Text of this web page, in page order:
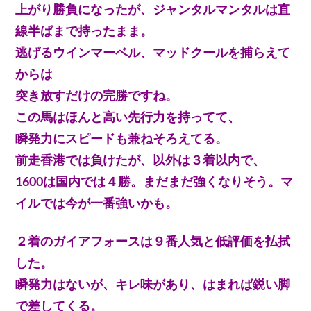
上がり勝負になったが、ジャンタルマンタルは直
線半ばまで持ったまま。
逃げるウインマーベル、マッドクールを捕らえて
からは
突き放すだけの完勝ですね。
この馬はほんと高い先行力を持ってて、
瞬発力にスピードも兼ねそろえてる。
前走香港では負けたが、以外は３着以内で、
1600は国内では４勝。まだまだ強くなりそう。マ
イルでは今が一番強いかも。
２着のガイアフォースは９番人気と低評価を払拭
した。
瞬発力はないが、キレ味があり、はまれば鋭い脚
で差してくる。